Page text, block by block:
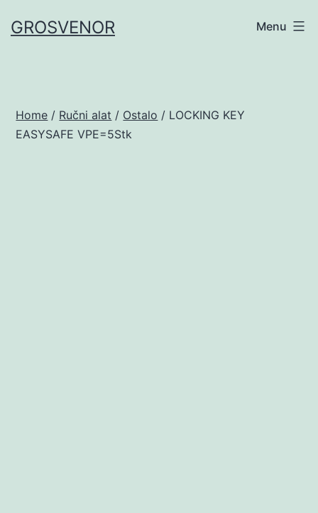
toGROSVENOR Menu
Home / Ručni alat / Ostalo / LOCKING KEY
EASYSAFE VPE=5Stk